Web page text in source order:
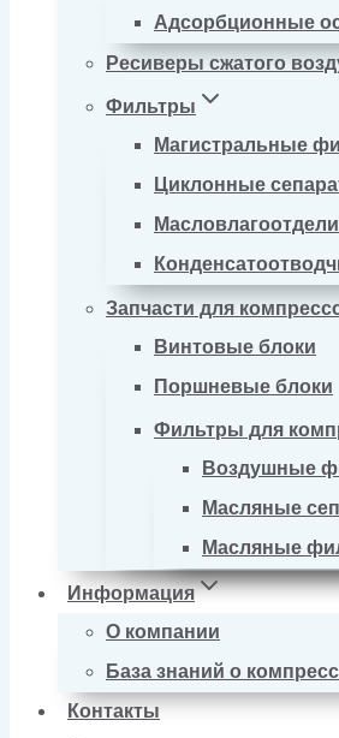
Адсорбционные
Ресиверы сжатого
Фильтры
Магистральные
Циклонные
Запчасти для
Винтовые блоки
Поршневые блоки
Фильтры для
Воздушные
Масляные
Масляные
Информация
О компании
База знаний о
Контакты